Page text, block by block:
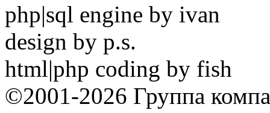
php|sql engine by ivan
design by p.s.
html|php coding by fish
©2001-2026 Группа